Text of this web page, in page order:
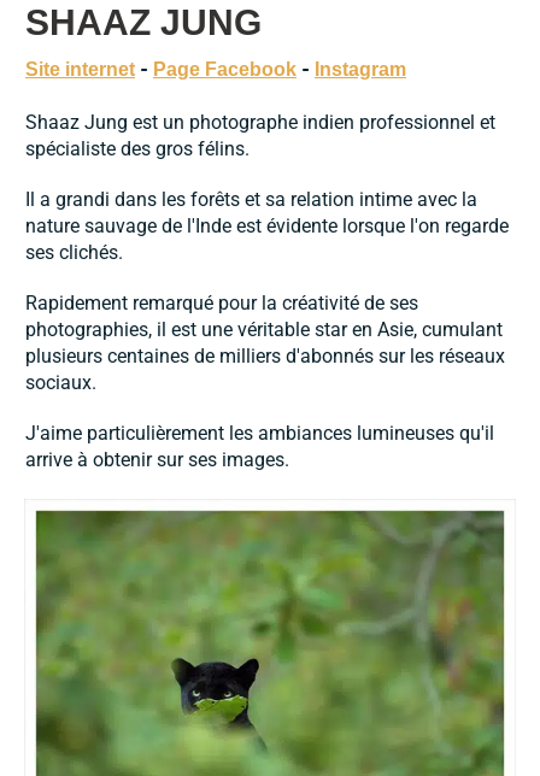
SHAAZ JUNG
Site internet - Page Facebook - Instagram
Shaaz Jung est un photographe indien professionnel et
spécialiste des gros félins.
Il a grandi dans les forêts et sa relation intime avec la
nature sauvage de l'Inde est évidente lorsque l'on regarde
ses clichés.
Rapidement remarqué pour la créativité de ses
photographies, il est une véritable star en Asie, cumulant
plusieurs centaines de milliers d'abonnés sur les réseaux
sociaux.
J'aime particulièrement les ambiances lumineuses qu'il
arrive à obtenir sur ses images.